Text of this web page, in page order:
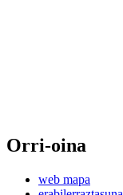
Orri-oina
web mapa